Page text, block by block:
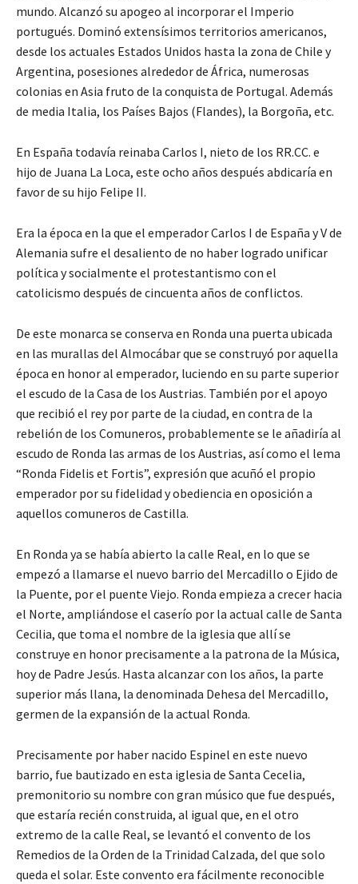
mundo. Alcanzó su apogeo al incorporar el Imperio
portugués. Dominó extensísimos territorios americanos,
desde los actuales Estados Unidos hasta la zona de Chile y
Argentina, posesiones alrededor de África, numerosas
colonias en Asia fruto de la conquista de Portugal. Además
de media Italia, los Países Bajos (Flandes), la Borgoña, etc.
En España todavía reinaba Carlos I, nieto de los RR.CC. e
hijo de Juana La Loca, este ocho años después abdicaría en
favor de su hijo Felipe II.
Era la época en la que el emperador Carlos I de España y V de
Alemania sufre el desaliento de no haber logrado unificar
política y socialmente el protestantismo con el
catolicismo después de cincuenta años de conflictos.
De este monarca se conserva en Ronda una puerta ubicada
en las murallas del Almocábar que se construyó por aquella
época en honor al emperador, luciendo en su parte superior
el escudo de la Casa de los Austrias. También por el apoyo
que recibió el rey por parte de la ciudad, en contra de la
rebelión de los Comuneros, probablemente se le añadiría al
escudo de Ronda las armas de los Austrias, así como el lema
“Ronda Fidelis et Fortis”, expresión que acuñó el propio
emperador por su fidelidad y obediencia en oposición a
aquellos comuneros de Castilla.
En Ronda ya se había abierto la calle Real, en lo que se
empezó a llamarse el nuevo barrio del Mercadillo o Ejido de
la Puente, por el puente Viejo. Ronda empieza a crecer hacia
el Norte, ampliándose el caserío por la actual calle de Santa
Cecilia, que toma el nombre de la iglesia que allí se
construye en honor precisamente a la patrona de la Música,
hoy de Padre Jesús. Hasta alcanzar con los años, la parte
superior más llana, la denominada Dehesa del Mercadillo,
germen de la expansión de la actual Ronda.
Precisamente por haber nacido Espinel en este nuevo
barrio, fue bautizado en esta iglesia de Santa Cecelia,
premonitorio su nombre con gran músico que fue después,
que estaría recién construida, al igual que, en el otro
extremo de la calle Real, se levantó el convento de los
Remedios de la Orden de la Trinidad Calzada, del que solo
queda el solar. Este convento era fácilmente reconocible